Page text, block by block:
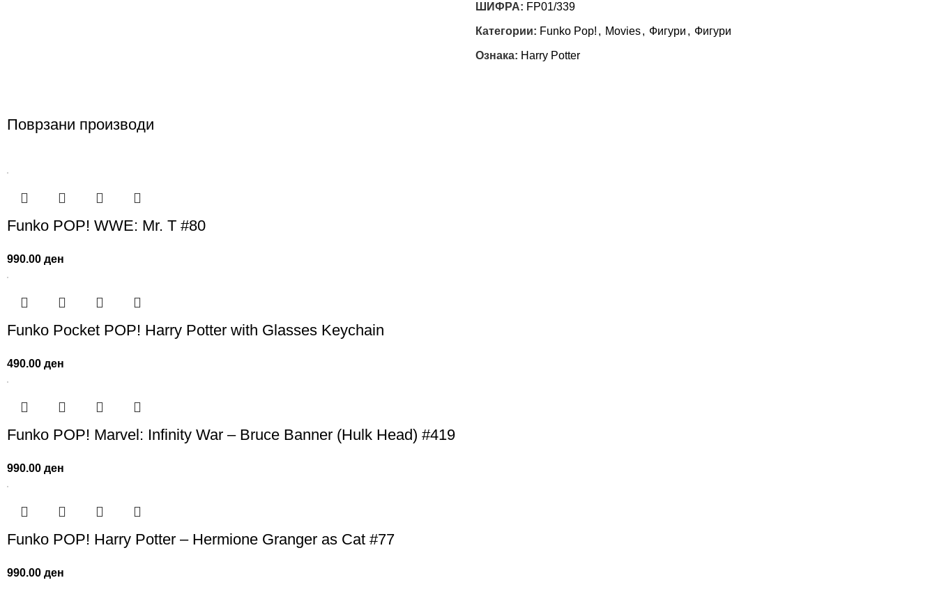
ШИФРА: FP01/339
Категории: Funko Pop! , Movies, Фигури , Фигури
Ознака: Harry Potter
Поврзани производи
Funko POP! WWE: Mr. T #80
990.00ден
Funko Pocket POP! Harry Potter with Glasses Keychain
490.00ден
Funko POP! Marvel: Infinity War – Bruce Banner (Hulk Head) #419
990.00ден
Funko POP! Harry Potter – Hermione Granger as Cat #77
990.00ден